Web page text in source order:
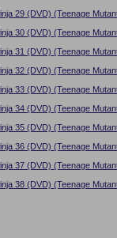
29 (DVD) (Teenage
30 (DVD) (Teenage
31 (DVD) (Teenage
32 (DVD) (Teenage
33 (DVD) (Teenage
34 (DVD) (Teenage
35 (DVD) (Teenage
36 (DVD) (Teenage
37 (DVD) (Teenage
38 (DVD) (Teenage